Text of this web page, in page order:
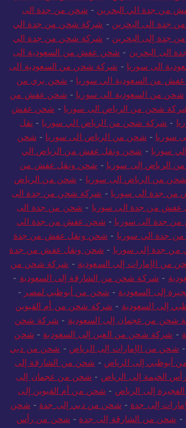
جدة الى البحرين -شركة شحن من جدة الي
من جدة الي البحرين-شحن من جدة الى
جدة الى البحرين - شركة شحن من جدة الي
جدة إلى البحرين-شركة شحن من جدة الي
الى البحرين- شحن عفش من السعودية الى
الى سوريا-شركة شحن من السعودية الى
من السعودية الي سوريا - شحن بري من
شحن من السعودية الى سوريا -شحن عفش من
شحن من الرياض الى سوريا - شحن عفش
-شركة شحن من الرياض الي سوريا-نقل
سوريا -شحن من الرياض الى سوريا-
شحن
سوريا- شحن ونقل عفش من الرياض الي
الرياض إلى سوريا -شحن ونقل عفش من
شحن من الرياض الى سوريا-شحن من الرياض
من جدة الى سوريا-شركة شحن من جدة الى
من جدة الى سوريا- شحن من جدة الى
جدة الى سوريا -شحن عفش من جدة الي
جدة الي سوريا-شحن ونقل عفش من جدة
جدة إلى سوريا -شحن ونقل عفش من جدة
من الإمارات إلى السعودية- شركة شحن من
-شركة شحن من الشارقة إلى السعودية-
إلى السعودية -شحن من أبوظبي لمصر-
إلى السعودية-شركة شحن من أم القيوين
شحن من عجمان إلى السعودية-شركة شحن
- شركة شحن من العين إلى السعودية- شحن
-شحن من الإمارات إلى الرياض- شحن من دبي
أبوظبي إلى الرياض -شحن من الشارقة إلى
الخيمة إلى الرياض-شحن من عجمان إلى
إلى الرياض -شحن من أم القيوين إلى
إلى جدة- شحن من دبي إلى جدة- شحن